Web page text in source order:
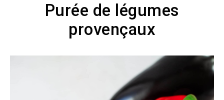
Purée de légumes
provençaux